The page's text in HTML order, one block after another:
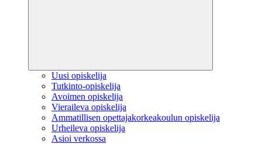
Uusi opiskelija
Tutkinto-opiskelija
Avoimen opiskelija
Vieraileva opiskelija
Ammatillisen opettajakorkeakoulun opiskelija
Urheileva opiskelija
Asioi verkossa